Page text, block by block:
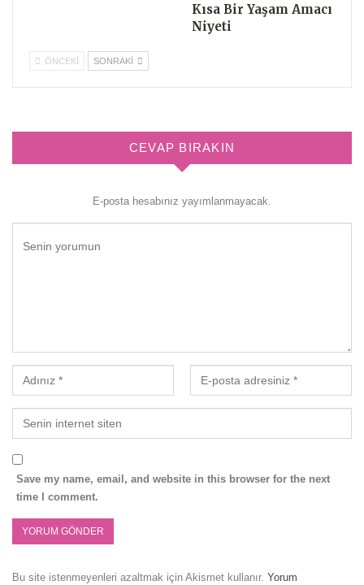
Kısa Bir Yaşam Amacı
Niyeti
ÖNCEKI SONRAKI
CEVAP BIRAKIN
E-posta hesabınız yayımlanmayacak.
Save my name, email, and website in this browser for the next
time I comment.
Bu site istenmeyenleri azaltmak için Akismet kullanır. Yorum